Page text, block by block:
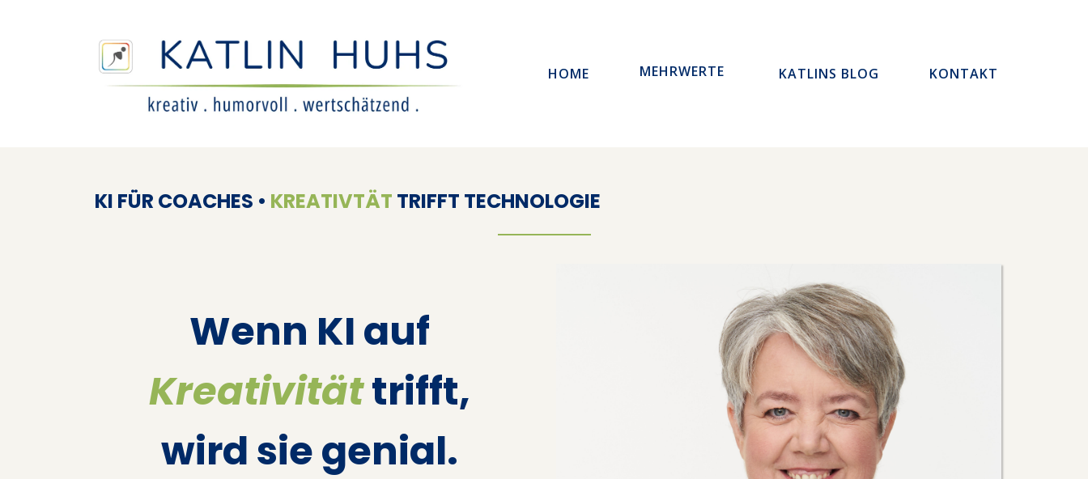
HOME MEHRWERTE KATLINS BLOG KONTAKT
KI FÜR COACHES • KREATIVTÄT TRIFFT TECHNOLOGIE
Wenn KI auf
Kreativitättrifft,
wird sie genial.